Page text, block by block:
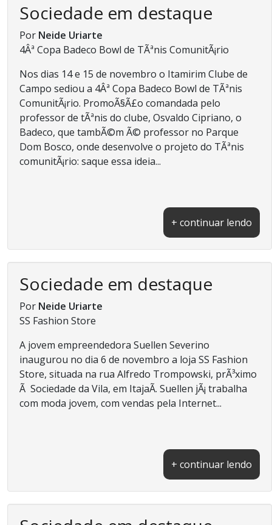
Sociedade em destaque
Por Neide Uriarte
4Âª Copa Badeco Bowl de TÃªnis ComunitÃ¡rio
Nos dias 14 e 15 de novembro o Itamirim Clube de
Campo sediou a 4Âª Copa Badeco Bowl de TÃªnis
ComunitÃ¡rio. PromoÃ§Ã£o comandada pelo
professor de tÃªnis do clube, Osvaldo Cipriano, o
Badeco, que tambÃ©m Ã© professor no Parque
Dom Bosco, onde desenvolve o projeto do TÃªnis
comunitÃ¡rio: saque essa ideia...
+ continuar lendo
Sociedade em destaque
Por Neide Uriarte
SS Fashion Store
A jovem empreendedora Suellen Severino
inaugurou no dia 6 de novembro a loja SS Fashion
Store, situada na rua Alfredo Trompowski, prÃ³ximo
Ã Sociedade da Vila, em ItajaÃ­. Suellen jÃ¡ trabalha
com moda jovem, com vendas pela Internet...
+ continuar lendo